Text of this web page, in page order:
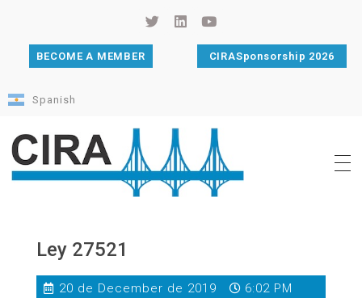
BECOME A MEMBER CIRASponsorship 2026
Spanish
Ley 27521
20 de December de 2019
6:02 PM